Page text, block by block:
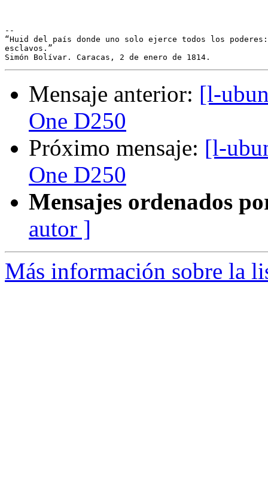
--
“Huid del país donde uno solo ejerce todos los
esclavos.”
Mensaje anterior: [l-
One D250
Próximo mensaje: [l-
One D250
Mensajes ordenados
autor ]
Más información sobre la